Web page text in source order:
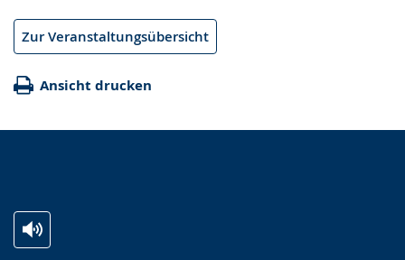
Zur Veranstaltungsübersicht
Ansicht drucken